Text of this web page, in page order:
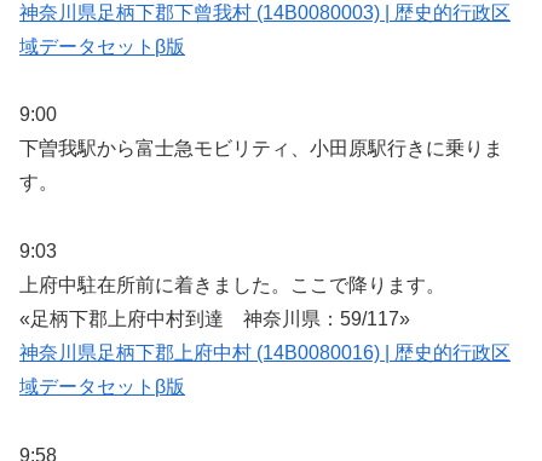
神奈川県足柄下郡下曾我村 (14B0080003) | 歴史的行政区
域データセットβ版
9:00
下曽我駅から富士急モビリティ、小田原駅行きに乗りま
す。
9:03
上府中駐在所前に着きました。ここで降ります。
«足柄下郡上府中村到達 神奈川県：59/117»
神奈川県足柄下郡上府中村 (14B0080016) | 歴史的行政区
域データセットβ版
9:58